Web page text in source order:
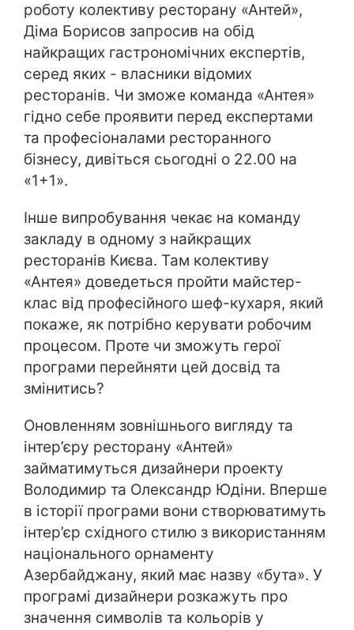
роботу колективу ресторану «Антей»,
Діма Борисов запросив на обід
найкращих гастрономічних експертів,
серед яких - власники відомих
ресторанів. Чи зможе команда «Антея»
гідно себе проявити перед експертами
та професіоналами ресторанного
бізнесу, дивіться сьогодні о 22.00 на
«1+1».
Інше випробування чекає на команду
закладу в одному з найкращих
ресторанів Києва. Там колективу
«Антея» доведеться пройти майстер-
клас від професійного шеф-кухаря, який
покаже, як потрібно керувати робочим
процесом. Проте чи зможуть герої
програми перейняти цей досвід та
змінитись?
Оновленням зовнішнього вигляду та
інтер’єру ресторану «Антей»
займатимуться дизайнери проекту
Володимир та Олександр Юдіни. Вперше
в історії програми вони створюватимуть
інтер’єр східного стилю з використанням
національного орнаменту
Азербайджану, який має назву «бута». У
програмі дизайнери розкажуть про
значення символів та кольорів у